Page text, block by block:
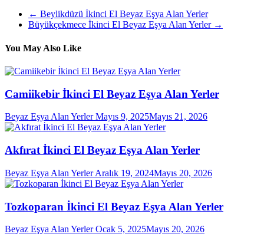
← Beylikdüzü İkinci El Beyaz Eşya Alan Yerler
Büyükçekmece İkinci El Beyaz Eşya Alan Yerler →
You May Also Like
Camiikebir İkinci El Beyaz Eşya Alan Yerler
Beyaz Eşya Alan Yerler Mayıs 9, 2025Mayıs 21, 2026
Akfırat İkinci El Beyaz Eşya Alan Yerler
Beyaz Eşya Alan Yerler Aralık 19, 2024Mayıs 20, 2026
Tozkoparan İkinci El Beyaz Eşya Alan Yerler
Beyaz Eşya Alan Yerler Ocak 5, 2025Mayıs 20, 2026